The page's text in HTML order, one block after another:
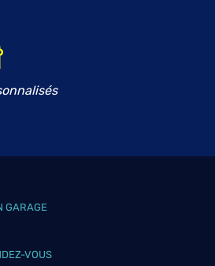
GARAGE
VOUS